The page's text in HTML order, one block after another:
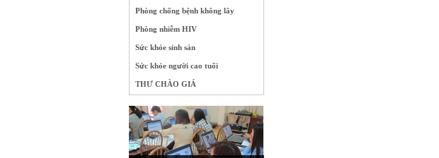
Phòng chống bệnh không lây
Phòng nhiễm HIV
Sức khỏe sinh sản
Sức khỏe người cao tuổi
THƯ CHÀO GIÁ